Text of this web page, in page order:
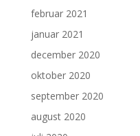
februar 2021
januar 2021
december 2020
oktober 2020
september 2020
august 2020